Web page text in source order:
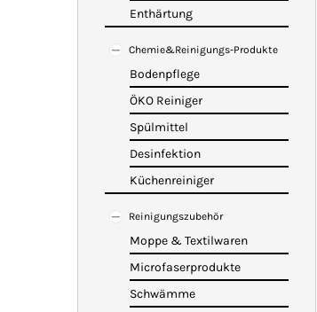
Enthärtung
Chemie&Reinigungs-Produkte
Bodenpflege
ÖKO Reiniger
Spülmittel
Desinfektion
Küchenreiniger
Reinigungszubehör
Moppe & Textilwaren
Microfaserprodukte
Schwämme